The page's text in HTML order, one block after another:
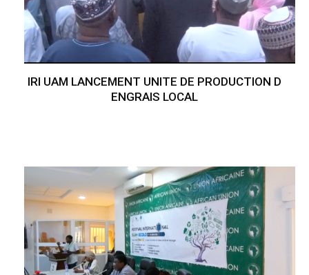
IRI UAM LANCEMENT UNITE DE PRODUCTION D
ENGRAIS LOCAL